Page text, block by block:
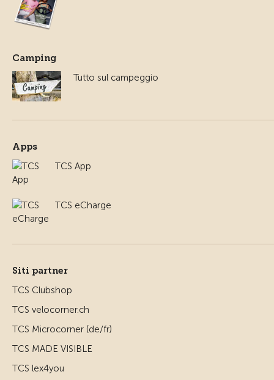
Camping
Tutto sul campeggio
Apps
TCS App
TCS eCharge
Siti partner
TCS Clubshop
TCS velocorner.ch
TCS Microcorner (de/fr)
TCS MADE VISIBLE
TCS lex4you